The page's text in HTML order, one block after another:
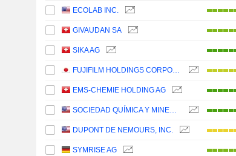
ECOLAB INC.
GIVAUDAN SA
SIKA AG
FUJIFILM HOLDINGS CORPORATION
EMS-CHEMIE HOLDING AG
SOCIEDAD QUÍMICA Y MINERA DE CHILE S.A.
DUPONT DE NEMOURS, INC.
SYMRISE AG